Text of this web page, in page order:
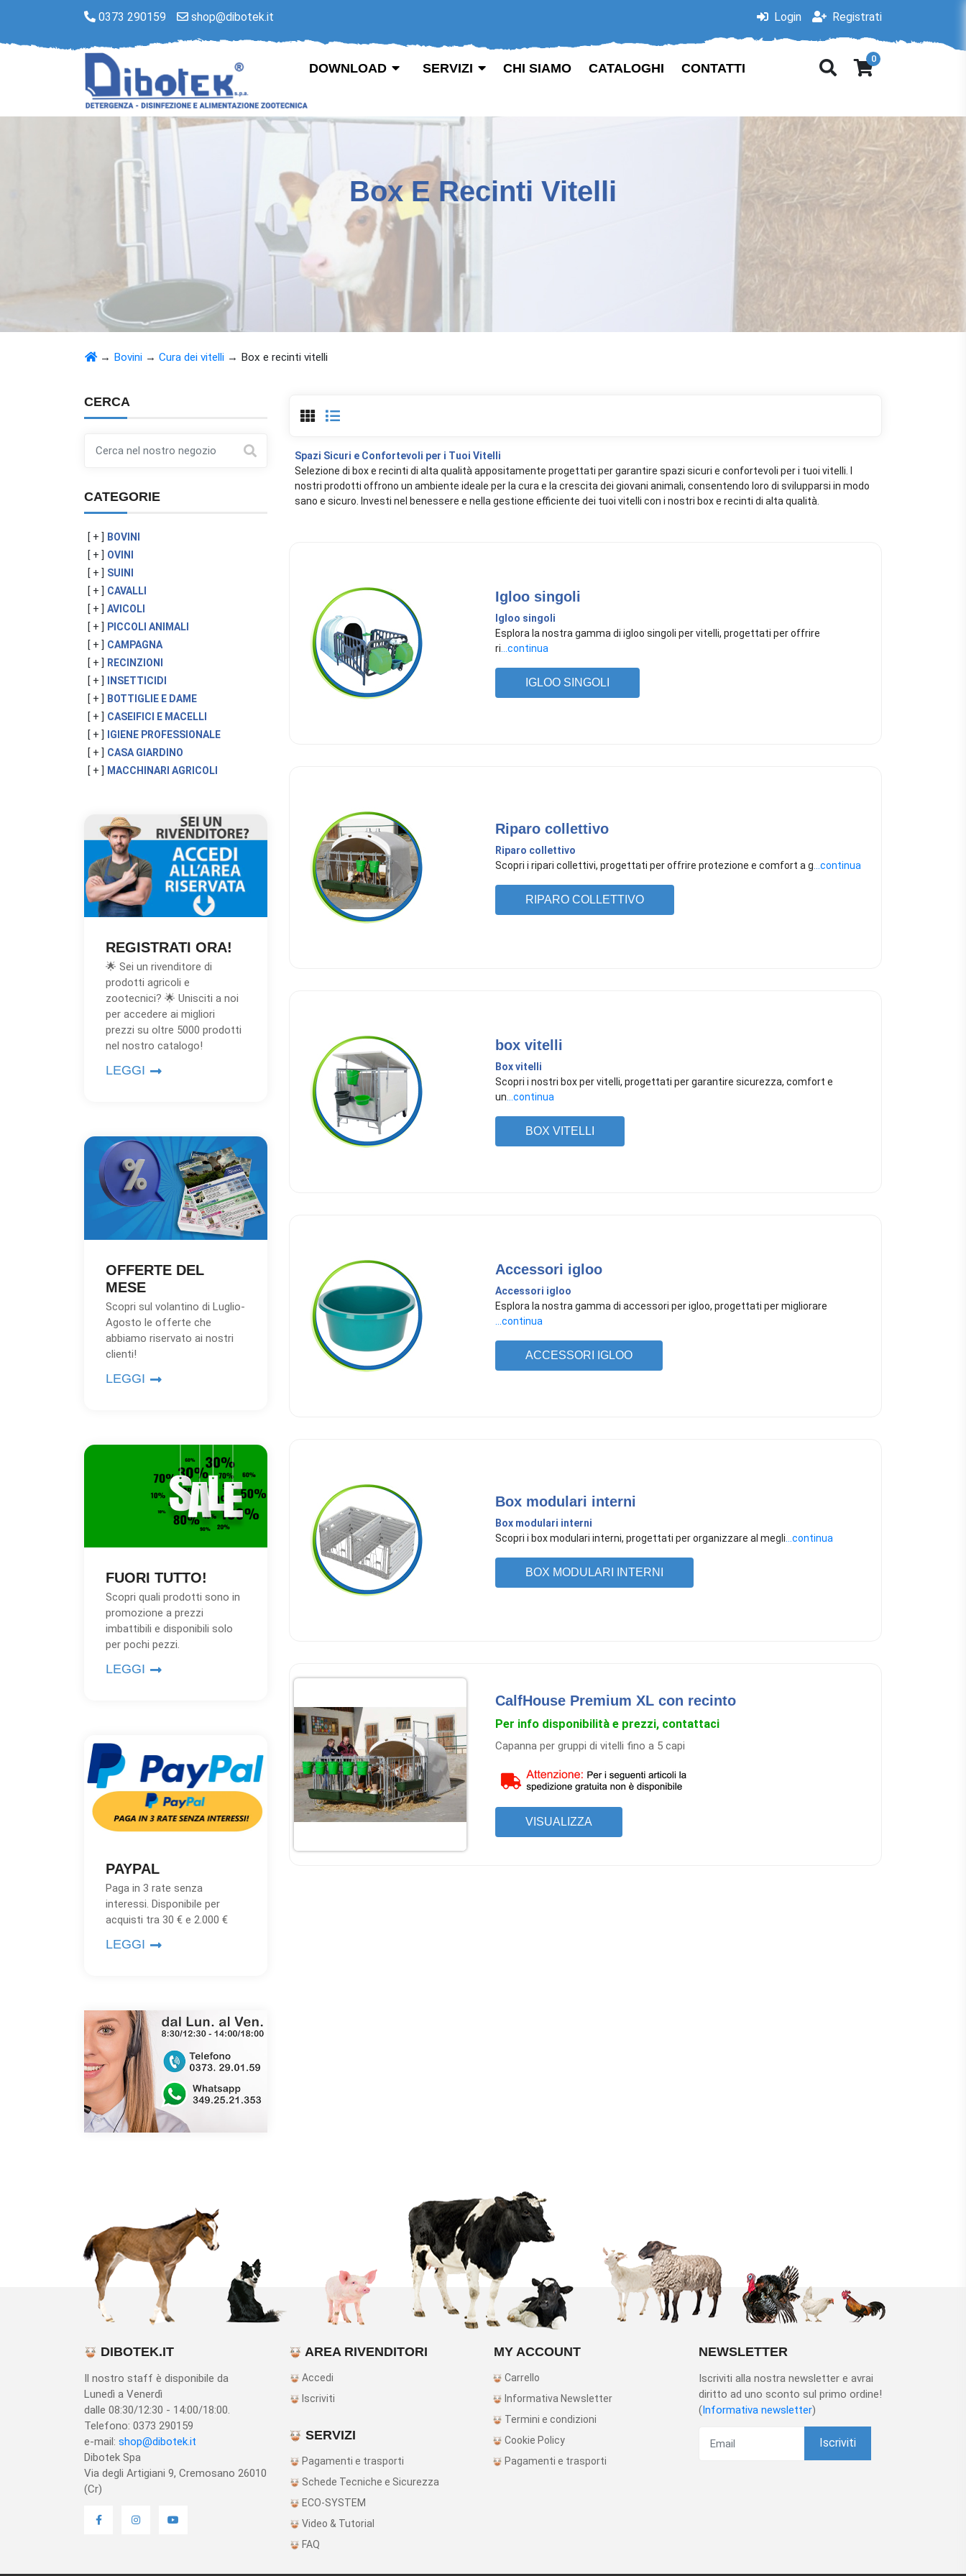
0373 290159 shop@dibotek.it Login Registrati
DOWNLOAD SERVIZI CHI SIAMO CATALOGHI CONTATTI
0
Box E Recinti Vitelli
→ Bovini → Cura dei vitelli → Box e recinti vitelli
CERCA
CATEGORIE
[ + ] BOVINI
[ + ] OVINI
[ + ] SUINI
[ + ] CAVALLI
[ + ] AVICOLI
[ + ] PICCOLI ANIMALI
[ + ] CAMPAGNA
[ + ] RECINZIONI
[ + ]
INSETTICIDI
[ + ] BOTTIGLIE E DAME
[ + ] CASEIFICI E MACELLI
[ + ]
IGIENE PROFESSIONALE
[ + ] CASA GIARDINO
[ + ] MACCHINARI AGRICOLI
REGISTRATI ORA!
🌟 Sei un rivenditore di
prodotti agricoli e
zootecnici? 🌟 Unisciti a noi
per accedere ai migliori
prezzi su oltre 5000 prodotti
nel nostro catalogo!
LEGGI
OFFERTE DEL
MESE
Scopri sul volantino di Luglio-
Agosto le offerte che
abbiamo riservato ai nostri
clienti!
LEGGI
FUORI TUTTO!
Scopri quali prodotti sono in
promozione a prezzi
imbattibili e disponibili solo
per pochi pezzi.
LEGGI
PAYPAL
Paga in 3 rate senza
interessi. Disponibile per
acquisti tra 30 € e 2.000 €
LEGGI
Spazi Sicuri e Confortevoli per i Tuoi Vitelli
Selezione di box e recinti di alta qualità appositamente progettati per garantire spazi sicuri e confortevoli per i tuoi vitelli. I
nostri prodotti offrono un ambiente ideale per la cura e la crescita dei giovani animali, consentendo loro di svilupparsi in modo
sano e sicuro. Investi nel benessere e nella gestione efficiente dei tuoi vitelli con i nostri box e recinti di alta qualità.
Igloo singoli
Igloo singoli
Esplora la nostra gamma di igloo singoli per vitelli, progettati per offrire
ri ...continua
IGLOO SINGOLI
Riparo collettivo
Riparo collettivo
Scopri i ripari collettivi, progettati per offrire protezione e comfort a g ...continua
RIPARO COLLETTIVO
box vitelli
Box vitelli
Scopri i nostri box per vitelli, progettati per garantire sicurezza, comfort e
un ...continua
BOX VITELLI
Accessori igloo
Accessori igloo
Esplora la nostra gamma di accessori per igloo, progettati per migliorare
...continua
ACCESSORI IGLOO
Box modulari interni
Box modulari interni
​Scopri i box modulari interni, progettati per organizzare al megli ...continua
BOX MODULARI INTERNI
CalfHouse Premium XL con recinto
Per info disponibilità e prezzi, contattaci
Capanna per gruppi di vitelli fino a 5 capi
VISUALIZZA
DIBOTEK.IT
Il nostro staff è disponibile da
Lunedì a Venerdì
dalle 08:30/12:30 - 14:00/18:00.
Telefono: 0373 290159
e-mail: shop@dibotek.it
Dibotek Spa
Via degli Artigiani 9, Cremosano 26010
(Cr)
AREA RIVENDITORI
Accedi
Iscriviti
SERVIZI
Pagamenti e trasporti
Schede Tecniche e Sicurezza
ECO-SYSTEM
Video & Tutorial
FAQ
MY ACCOUNT
Carrello
Informativa Newsletter
Termini e condizioni
Cookie Policy
Pagamenti e trasporti
NEWSLETTER
Iscriviti alla nostra newsletter e avrai
diritto ad uno sconto sul primo ordine!
(Informativa newsletter)
Iscriviti